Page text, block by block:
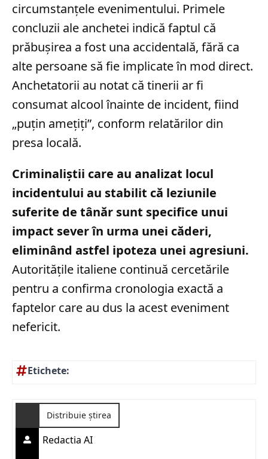
circumstanțele evenimentului. Primele
concluzii ale anchetei indică faptul că
prăbușirea a fost una accidentală, fără ca
alte persoane să fie implicate în mod direct.
Anchetatorii au notat că tinerii ar fi
consumat alcool înainte de incident, fiind
„puțin amețiți”, conform relatărilor din
presa locală.
Criminaliștii care au analizat locul
incidentului au stabilit că leziunile
suferite de tânăr sunt specifice unui
impact sever în urma unei căderi,
eliminând astfel ipoteza unei agresiuni.
Autoritățile italiene continuă cercetările
pentru a confirma cronologia exactă a
faptelor care au dus la acest eveniment
nefericit.
Etichete:
Distribuie știrea
Redactia AI